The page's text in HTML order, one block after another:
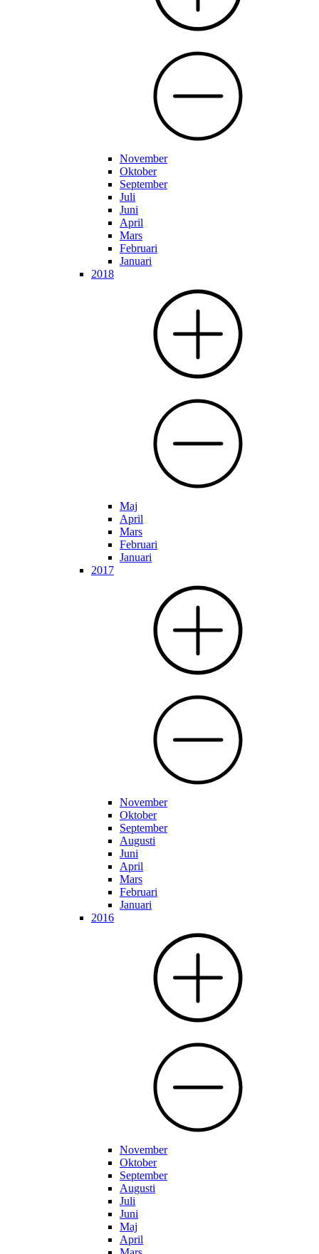
November
Oktober
September
Juli
Juni
April
Mars
Februari
Januari
2018
Maj
April
Mars
Februari
Januari
2017
November
Oktober
September
Augusti
Juni
April
Mars
Februari
Januari
2016
November
Oktober
September
Augusti
Juli
Juni
Maj
April